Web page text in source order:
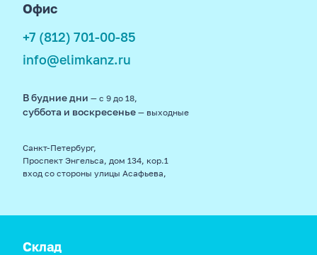
Офис
+7 (812) 701-00-85
info@elimkanz.ru
В будние дни — с 9 до 18,
суббота и воскресенье — выходные
Санкт-Петербург,
Проспект Энгельса, дом 134, кор.1
вход со стороны улицы Асафьева,
Склад